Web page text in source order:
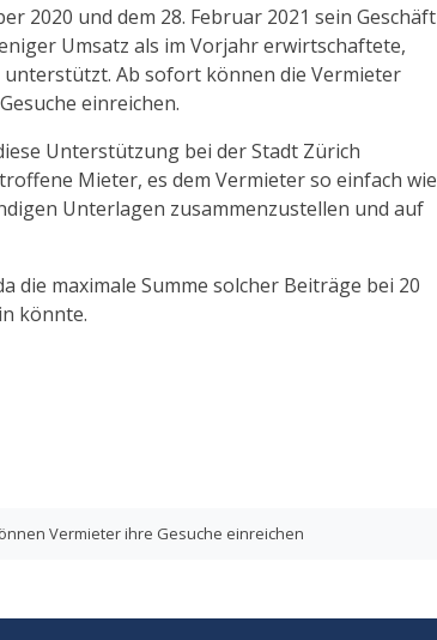
2020 und dem 28. Februar 2021 sein Geschäft
Umsatz als im Vorjahr erwirtschaftete,
Ab sofort können die Vermieter
Gesuche einreichen.
Unterstützung bei der Stadt Zürich
Mieter, es dem Vermieter so einfach wie
Unterlagen zusammenzustellen und auf
die maximale Summe solcher Beiträge bei 20
könnte.
Vermieter ihre Gesuche einreichen